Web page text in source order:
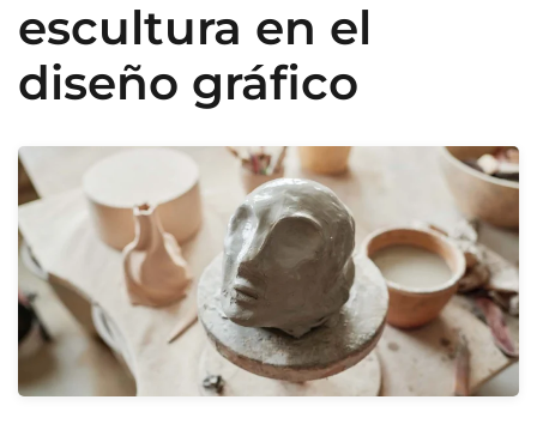
escultura en el
diseño gráfico